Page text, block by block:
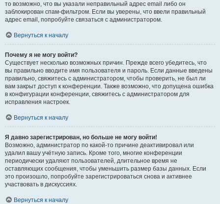
то возможно, что вы указали неправильный адрес email либо он
заблокирован спам-фильтром. Если вы уверены, что ввели правильный
адрес email, попробуйте связаться с администратором.
Вернуться к началу
Почему я не могу войти?
Существует несколько возможных причин. Прежде всего убедитесь, что
вы правильно вводите имя пользователя и пароль. Если данные введены
правильно, свяжитесь с администратором, чтобы проверить, не был ли
вам закрыт доступ к конференции. Также возможно, что допущена ошибка
в конфигурации конференции, свяжитесь с администратором для
исправления настроек.
Вернуться к началу
Я давно зарегистрирован, но больше не могу войти!
Возможно, администратор по какой-то причине деактивировал или
удалил вашу учётную запись. Кроме того, многие конференции
периодически удаляют пользователей, длительное время не
оставляющих сообщения, чтобы уменьшить размер базы данных. Если
это произошло, попробуйте зарегистрироваться снова и активнее
участвовать в дискуссиях.
Вернуться к началу